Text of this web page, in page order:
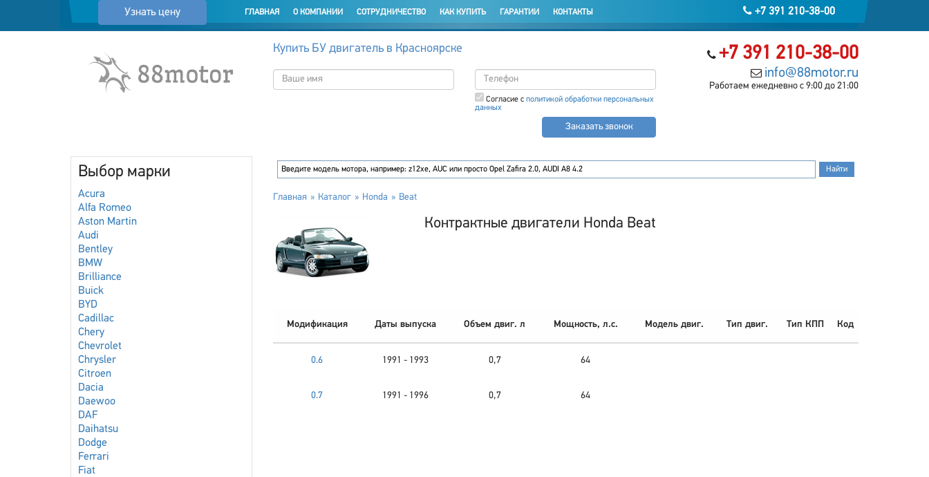
Узнать цену +7 391 210-38-00
ГЛАВНАЯ О КОМПАНИИ СОТРУДНИЧЕСТВО КАК КУПИТЬ ГАРАНТИИ КОНТАКТЫ
+7 391 210-38-00
info@88motor.ru
Работаем ежедневно с 9:00 до 21:00
Купить БУ двигатель в Красноярске
Согласие с политикой обработки персональных
данных
Заказать звонок
Выбор марки
Acura
Alfa Romeo
Aston Martin
Audi
Bentley
BMW
Brilliance
Buick
BYD
Cadillac
Chery
Chevrolet
Chrysler
Citroen
Dacia
Daewoo
DAF
Daihatsu
Dodge
Ferrari
Fiat
Главная Каталог Honda Beat
Контрактные двигатели Honda Beat
Модификация Даты выпуска Объем двиг. л Мощность, л.с. Модель двиг. Тип двиг. Тип КПП Код
0.6 1991 - 1993 0,7 64
0.7 1991 - 1996 0,7 64